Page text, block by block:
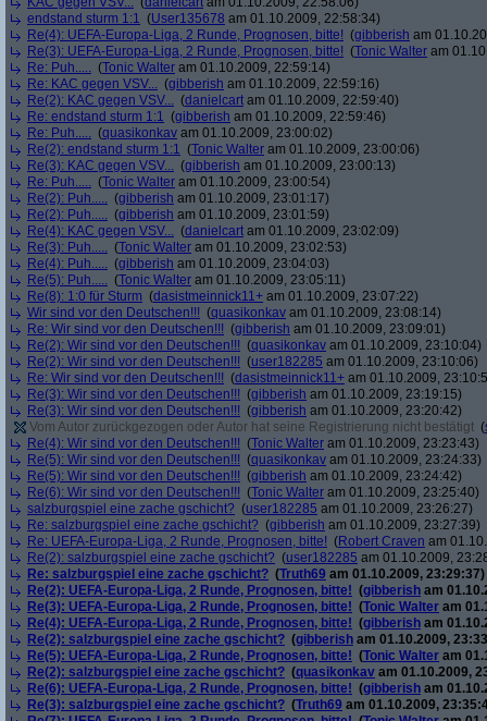
endstand sturm 1:1 (User135678 am 01.10.2009, 22:58:34)
Re(4): UEFA-Europa-Liga, 2 Runde, Prognosen, bitte! (gibberish am
Re(3): UEFA-Europa-Liga, 2 Runde, Prognosen, bitte! (Tonic Walter am
Re: Puh..... (Tonic Walter am 01.10.2009, 22:59:14)
Re: KAC gegen VSV... (gibberish am 01.10.2009, 22:59:16)
Re(2): KAC gegen VSV... (danielcart am 01.10.2009, 22:59:40)
Re: endstand sturm 1:1 (gibberish am 01.10.2009, 22:59:46)
Re: Puh..... (quasikonkav am 01.10.2009, 23:00:02)
Re(2): endstand sturm 1:1 (Tonic Walter am 01.10.2009, 23:00:06)
Re(3): KAC gegen VSV... (gibberish am 01.10.2009, 23:00:13)
Re: Puh..... (Tonic Walter am 01.10.2009, 23:00:54)
Re(2): Puh..... (gibberish am 01.10.2009, 23:01:17)
Re(2): Puh..... (gibberish am 01.10.2009, 23:01:59)
Re(4): KAC gegen VSV... (danielcart am 01.10.2009, 23:02:09)
Re(3): Puh..... (Tonic Walter am 01.10.2009, 23:02:53)
Re(4): Puh..... (gibberish am 01.10.2009, 23:04:03)
Re(5): Puh..... (Tonic Walter am 01.10.2009, 23:05:11)
Re(8): 1:0 für Sturm (dasistmeinnick11+ am 01.10.2009, 23:07:22)
Wir sind vor den Deutschen!!! (quasikonkav am 01.10.2009, 23:08:14)
Re: Wir sind vor den Deutschen!!! (gibberish am 01.10.2009, 23:09:01)
Re(2): Wir sind vor den Deutschen!!! (quasikonkav am 01.10.2009, 23:10:04)
Re(2): Wir sind vor den Deutschen!!! (user182285 am 01.10.2009, 23:10:06)
Re: Wir sind vor den Deutschen!!! (dasistmeinnick11+ am 01.10.2009,
Re(3): Wir sind vor den Deutschen!!! (gibberish am 01.10.2009, 23:19:15)
Re(3): Wir sind vor den Deutschen!!! (gibberish am 01.10.2009, 23:20:42)
Vom Autor zurückgezogen oder Autor hat seine Registrierung nicht bestätigt (
Re(4): Wir sind vor den Deutschen!!! (Tonic Walter am 01.10.2009, 23:23:43)
Re(5): Wir sind vor den Deutschen!!! (quasikonkav am 01.10.2009, 23:24:33)
Re(5): Wir sind vor den Deutschen!!! (gibberish am 01.10.2009, 23:24:42)
Re(6): Wir sind vor den Deutschen!!! (Tonic Walter am 01.10.2009, 23:25:40)
salzburgspiel eine zache gschicht? (user182285 am 01.10.2009, 23:26:27)
Re: salzburgspiel eine zache gschicht? (gibberish am 01.10.2009, 23:27:39)
Re: UEFA-Europa-Liga, 2 Runde, Prognosen, bitte! (Robert Craven am
Re(2): salzburgspiel eine zache gschicht? (user182285 am 01.10.2009,
Re: salzburgspiel eine zache gschicht? (Truth69 am 01.10.2009, 23:29:37)
Re(2): UEFA-Europa-Liga, 2 Runde, Prognosen, bitte! (gibberish am
Re(3): UEFA-Europa-Liga, 2 Runde, Prognosen, bitte! (Tonic Walter am
Re(4): UEFA-Europa-Liga, 2 Runde, Prognosen, bitte! (gibberish am
Re(2): salzburgspiel eine zache gschicht? (gibberish am 01.10.2009,
Re(5): UEFA-Europa-Liga, 2 Runde, Prognosen, bitte! (Tonic Walter am
Re(2): salzburgspiel eine zache gschicht? (quasikonkav am 01.10.2009,
Re(6): UEFA-Europa-Liga, 2 Runde, Prognosen, bitte! (gibberish am
Re(3): salzburgspiel eine zache gschicht? (Truth69 am 01.10.2009,